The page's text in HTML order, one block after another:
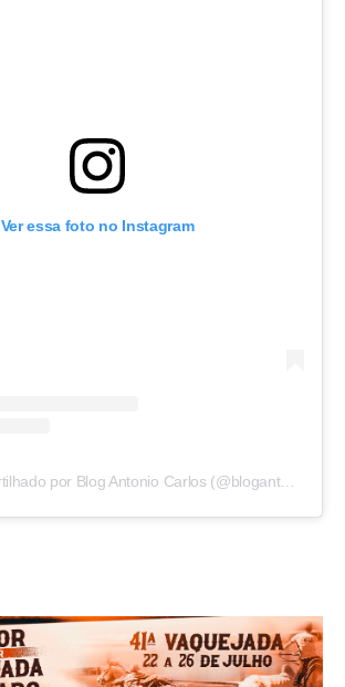
Ver essa foto no Instagram
Um post compartilhado por Blog Antonio Carlos (@blogantoniocarlos)